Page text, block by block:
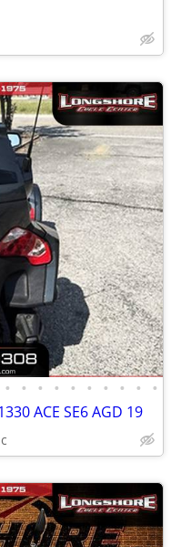
• • • • • • • • • •
ACE SE6 AGD 19